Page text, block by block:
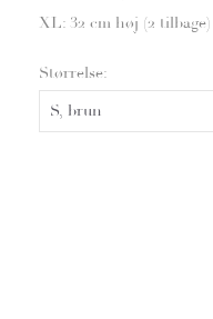
XL: 32 cm høj (2 tilbage)
Størrelse: